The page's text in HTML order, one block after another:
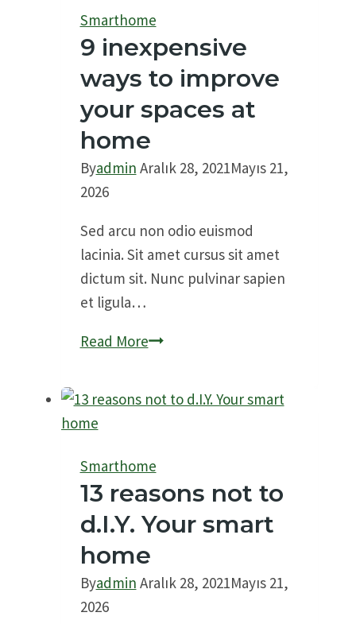
Smart
Smarthome
9 inexpensive
ways to improve
your spaces at
home
Byadmin Aralık 28, 2021Mayıs 21,
2026
Sed arcu non odio euismod
lacinia. Sit amet cursus sit amet
dictum sit. Nunc pulvinar sapien
et ligula…
Read More9
to
your
at
home
Smarthome
13 reasons not to
d.I.Y. Your smart
home
Byadmin Aralık 28, 2021Mayıs 21,
2026